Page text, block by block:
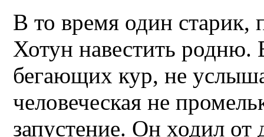
В то время один
Хотун навестить родню.
бегающих кур, не
человеческая не
запустение. Он ходил